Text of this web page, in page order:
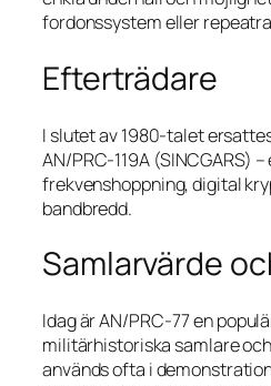
fordonssystem eller
Efterträdare
I slutet av 1980-talet
AN/PRC-119A (SINCGARS)
frekvenshoppning, digital
bandbredd.
Samlarvärde
Idag är AN/PRC-77 en
militärhistoriska samlare
används ofta i